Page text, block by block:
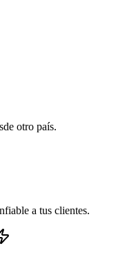
otro país.
a tus clientes.